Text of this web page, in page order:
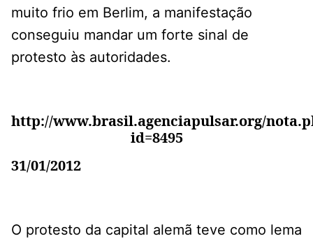
muito frio em Berlim, a manifestação
conseguiu mandar um forte sinal de
protesto às autoridades.
http://www.brasil.agenciapulsar.org/
id=8495
31/01/2012
O protesto da capital alemã teve como lema